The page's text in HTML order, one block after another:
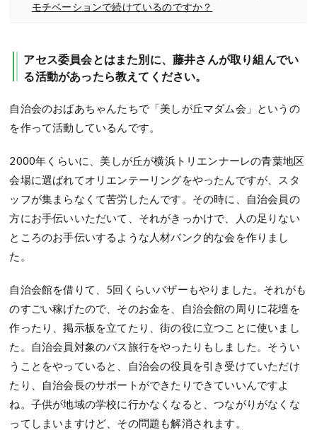
モチベーションで続けているのですか？
アセス委員会とはまた別に、藤井さんが取り組んでい
る活動があったら教えてください。
自治会のおばあちゃんたちで「美しが丘マダム会」というの
を作って活動しているんです。
2000年くらいに、美しが丘が横浜トリエンナーレの青葉地区
会場に選ばれてオリエンテーリングをやったんですが、スタ
ッフが集まらなくて苦労したんです。その時に、自治会員の
方にお手伝いいただいて、それがきっかけで、人の足りない
ところのお手伝いするような人材バンク的な会を作りまし
た。
自治会館を借りて、5回くらいバザーもやりました。それがも
のすごい稼げたので、そのお金を、自治会館の周りに花壇を
作ったり、掲示板を立てたり、街の役に立つことに使いまし
た。自治会員対象のバス旅行をやったりもしました。そうい
うことをやっていると、自治会の役員を引き受けていただけ
たり、自治会長のサポートができたりできていいんですよ
ね。子供が地域の学校に行かなくなると、つながりがなくな
ってしまいますけど、その問題も解消されます。